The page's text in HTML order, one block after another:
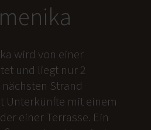
wird von einer
und liegt nur 2
Strand
Unterkünfte mit einem
einer Terrasse. Ein